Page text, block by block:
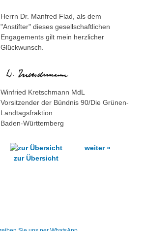
Herrn Dr. Manfred Flad, als dem
"Anstifter" dieses gesellschaftlichen
Engagements gilt mein herzlicher
Glückwunsch.
Winfried Kretschmann MdL
Vorsitzender der Bündnis 90/Die Grünen-
Landtagsfraktion
Baden-Württemberg
zur Übersicht
weiter »